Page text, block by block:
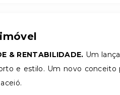
& RENTABILIDADE. Um
e estilo. Um novo